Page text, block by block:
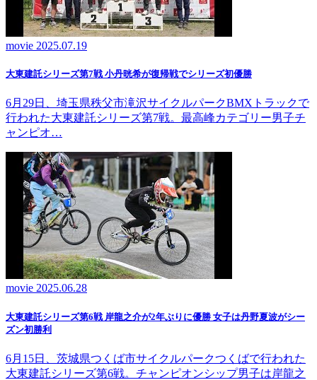
movie 2025.07.19
大東建託シリーズ第7戦 ⼩丹晄希が復帰戦でシリーズ初優勝
6月29日、埼玉県秩父市滝沢サイクルパークBMXトラックで
行われた大東建託シリーズ第7戦。最高峰カテゴリー男子チ
ャンピオ…
movie 2025.06.28
大東建託シリーズ第6戦 岸龍之介が2年ぶりに優勝 女子は丹野夏波がシー
ズン初勝利
6月15日、茨城県つくば市サイクルパークつくばで行われた
大東建託シリーズ第6戦。チャンピオンシップ男子は岸龍之